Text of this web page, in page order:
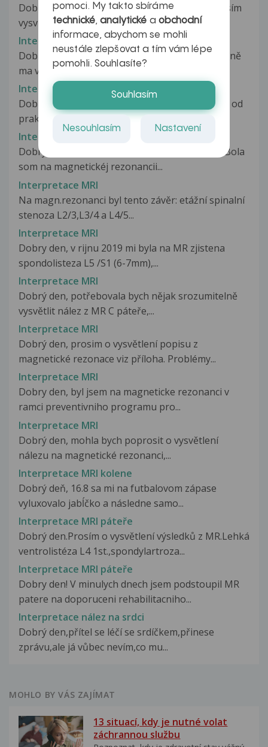
Dobrý den. Jsem po MR mozku. Můžete mi prosím
vysvětlit přiloženou zpravu?...
Interpretace MRI
Dobrý den, Mám na Vás velkou prosbu přítelkyně
ma výsledky z MR a dle správy...
Interpretace MRI
Dobrý den, odpověď na můj dotaz jsem dostala od
praktického lékaře. Mohla...
Interpretace MRI
Dobrý večer, už mesiac a pol ma trápi koleno. Bola
som na magnetickéj rezonancii...
Interpretace MRI
Na magn.rezonanci byl tento závěr: etážní spinalní
stenoza L2/3,L3/4 a L4/5...
Interpretace MRI
Dobry den, v rijnu 2019 mi byla na MR zjistena
spondolisteza L5 /S1 (6-7mm),...
Interpretace MRI
Dobrý den, potřebovala bych nějak srozumitelně
vysvětlit nález z MR C páteře,...
Interpretace MRI
Dobrý den, prosim o vysvětlení popisu z
magnetické rezonace viz příloha. Problémy...
Interpretace MRI
Dobry den, byl jsem na magneticke rezonanci v
ramci preventivniho programu pro...
Interpretace MRI
Dobrý den, mohla bych poprosit o vysvětlení
nálezu na magnetické rezonanci,...
Interpretace MRI kolene
Dobrý deň, 16.8 sa mi na futbalovom zápase
vyluxovalo jabĺčko a následne samo...
Interpretace MRI páteře
Dobrý den.Prosím o vysvětlení výsledků z MR.Lehká
ventrolistéza L4 1st.,spondylartroza...
Interpretace MRI páteře
Dobry den! V minulych dnech jsem podstoupil MR
patere na doporuceni rehabilitacniho...
Interpretace nález na srdci
Dobrý den,přítel se léčí se srdíčkem,přinese
zprávu,ale já vůbec nevím,co mu...
MOHLO BY VÁS ZAJÍMAT
13 situací, kdy je nutné volat
záchrannou službu
pomoci. My takto sbíráme
technické,analytické a obchodní
informace, abychom se mohli
neustále zlepšovat a tím vám lépe
pomohli. Souhlasíte?
Souhlasím
Nesouhlasím Nastavení